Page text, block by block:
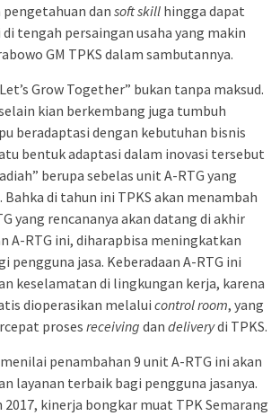
dan soft skill hingga dapat
tengah persaingan usaha yang makin
GM TPKS dalam sambutannya.
Grow Together” bukan tanpa maksud.
kian berkembang juga tumbuh
beradaptasi dengan kebutuhan bisnis
bentuk adaptasi dalam inovasi tersebut
berupa sebelas unit A-RTG yang
Bahka di tahun ini TPKS akan menambah
yang rencananya akan datang di akhir
A-RTG ini, diharapbisa meningkatkan
pengguna jasa. Keberadaan A-RTG ini
keselamatan di lingkungan kerja, karena
dioperasikan melalui control room, yang
proses receiving dan deliverydi TPKS.
penambahan 9 unit A-RTG ini akan
layanan terbaik bagi pengguna jasanya.
kinerja bongkar muat TPK Semarang